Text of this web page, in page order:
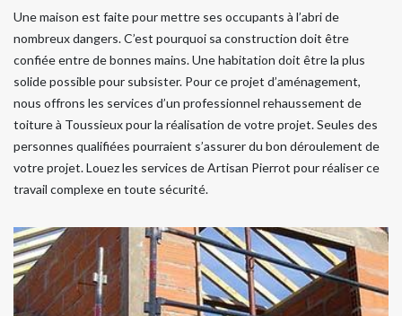
Une maison est faite pour mettre ses occupants à l’abri de
nombreux dangers. C’est pourquoi sa construction doit être
confiée entre de bonnes mains. Une habitation doit être la plus
solide possible pour subsister. Pour ce projet d’aménagement,
nous offrons les services d’un professionnel rehaussement de
toiture à Toussieux pour la réalisation de votre projet. Seules des
personnes qualifiées pourraient s’assurer du bon déroulement de
votre projet. Louez les services de Artisan Pierrot pour réaliser ce
travail complexe en toute sécurité.